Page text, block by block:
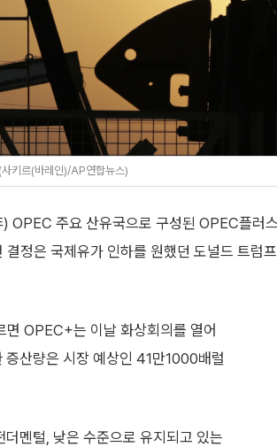
키르(바레인)/AP연합뉴스)
OPEC 주요 산유국으로 구성된 OPEC플러
정은 국제유가 인하를 원했던 도널드 트럼
OPEC+는 이날 화상회의를 열어
산량은 시장 예상인 41만1000배럴
멘털, 낮은 수준으로 유지되고 있는